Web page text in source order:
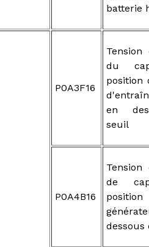
batterie
P0A3F16
du
position
en
seuil
P0A4B16
de
dessous